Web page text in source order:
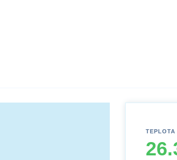
TEPLOTA